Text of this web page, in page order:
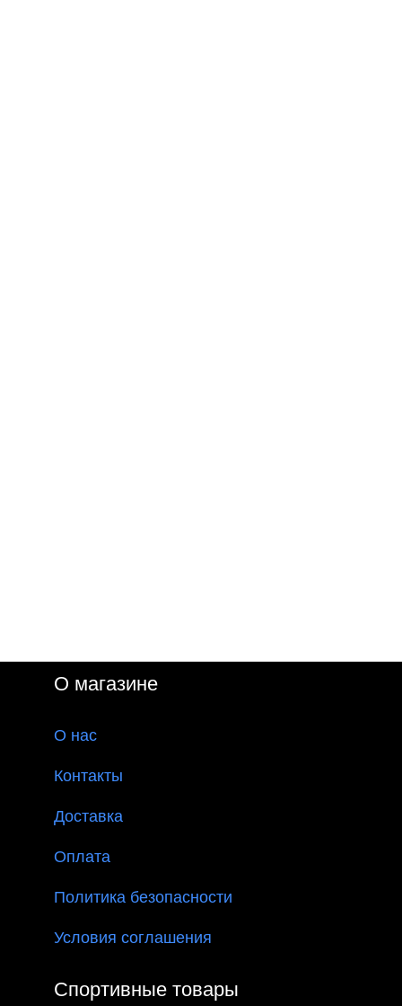
О магазине
О нас
Контакты
Доставка
Оплата
Политика безопасности
Условия соглашения
Спортивные товары